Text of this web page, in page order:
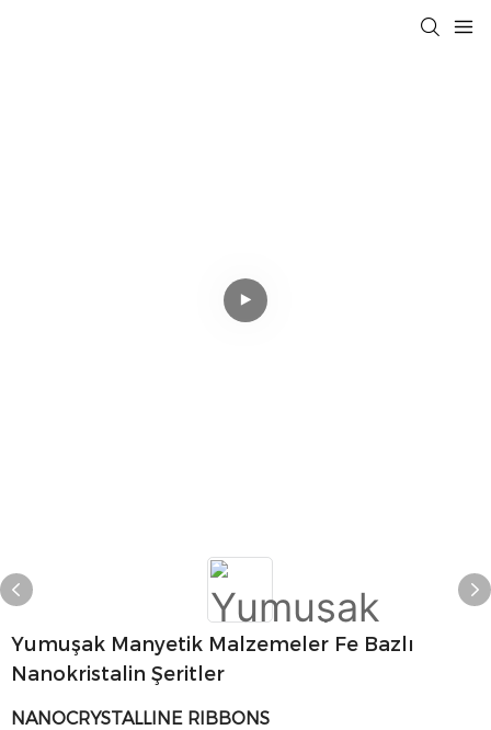
Yumuşak Manyetik Malzemeler Fe Bazlı
Nanokristalin Şeritler
NANOCRYSTALLINE RIBBONS